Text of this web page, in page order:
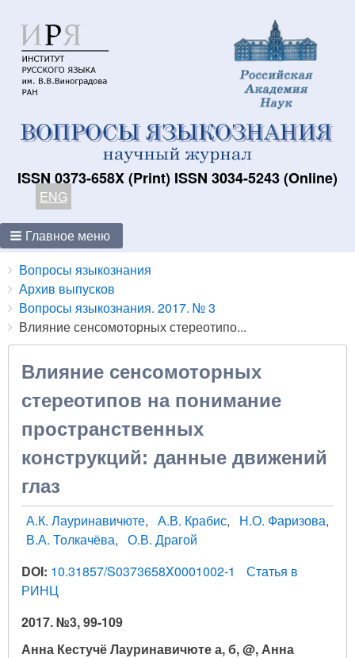
ISSN 0373-658X (Print) ISSN 3034-5243 (Online)
ENG
Главное меню
Breadcrumbs
You
are
here:
Вопросы языкознания
Архив выпусков
Вопросы языкознания. 2017. № 3
Влияние сенсомоторных стереотипо...
Влияние сенсомоторных
стереотипов на понимание
пространственных
конструкций: данные движений
глаз
А.К. Лауринавичюте А.В. Крабис
Н.О. Фаризова
В.А. Толкачёва
О.В. Драгой
DOI: 10.31857/S0373658X0001002-1
Статья в
РИНЦ
2017. №3, 99-109
Анна Кестучё Лауринавичюте а, б, @, Анна